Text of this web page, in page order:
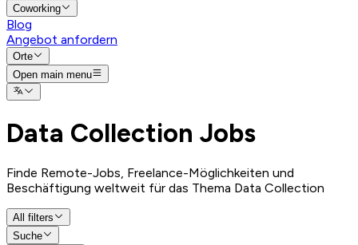
Coworking
Blog
Angebot anfordern
Orte
Open main menu
Data Collection Jobs
Finde Remote-Jobs, Freelance-Möglichkeiten und
Beschäftigung weltweit für das Thema Data Collection
All filters
Suche